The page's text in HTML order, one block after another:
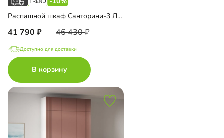
Распашной шкаф Санторини-3 Лайф
41 790 46 430
Доступно для доставки
В корзину